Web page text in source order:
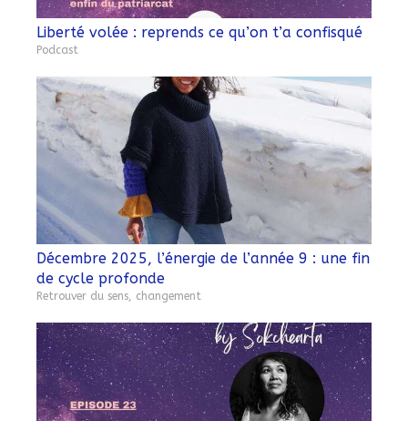
Liberté volée : reprends ce qu’on t’a confisqué
Podcast
Décembre 2025, l’énergie de l’année 9 : une fin
de cycle profonde
Retrouver du sens, changement